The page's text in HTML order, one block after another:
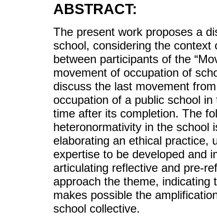
ABSTRACT:
The present work proposes a
school, considering the
between participants of the
movement of occupation of
discuss the last movement
occupation of a public school
time after its completion. The
heteronormativity in the school
elaborating an ethical practice,
expertise to be developed and
articulating reflective and pre-
approach the theme, indicating
makes possible the
school collective.